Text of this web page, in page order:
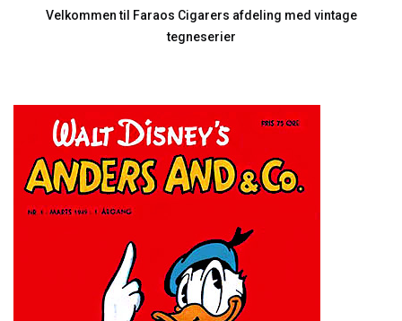
Velkommen til Faraos Cigarers afdeling med vintage
tegneserier